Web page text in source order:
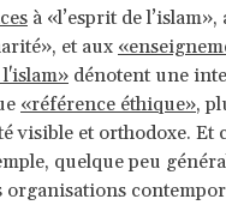
à «l’esprit de
et aux
dénotent une
«référence éthique»,
visible et orthodoxe. Et
quelque peu